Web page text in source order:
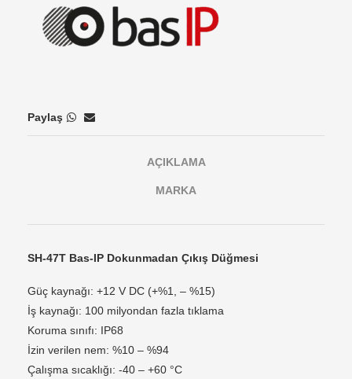
Paylaş
AÇIKLAMA
MARKA
SH-47T Bas-IP Dokunmadan Çıkış Düğmesi
Güç kaynağı: +12 V DC (+%1, – %15)
İş kaynağı: 100 milyondan fazla tıklama
Koruma sınıfı: IP68
İzin verilen nem: %10 – %94
Çalışma sıcaklığı: -40 – +60 °C